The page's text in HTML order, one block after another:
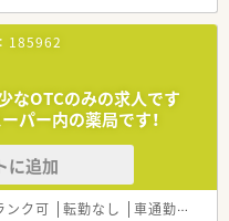
です＞
！長期連休もほぼ全員が取得
）の取得が可能！プライベート
す＞
です！育児休職からの復帰率
短縮する事ができ、お子様が
。
185962
なOTCのみの求人です
パー内の薬局です！
に追加
ンク可 転勤なし 車通勤可